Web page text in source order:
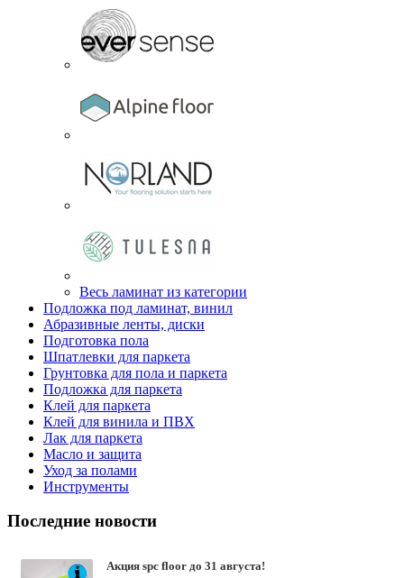
Весь ламинат из категории
Подложка под ламинат, винил
Абразивные ленты, диски
Подготовка пола
Шпатлевки для паркета
Грунтовка для пола и паркета
Подложка для паркета
Клей для паркета
Клей для винила и ПВХ
Лак для паркета
Масло и защита
Уход за полами
Инструменты
Последние новости
акция spc floor до 31 августа!